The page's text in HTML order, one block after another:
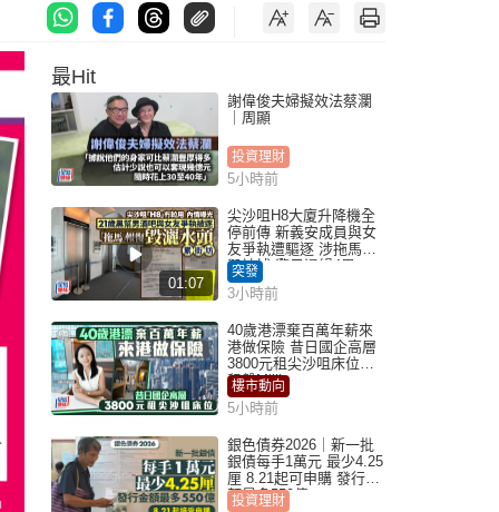
最Hit
謝偉俊夫婦擬效法蔡瀾
｜周顯
投資理財
5小時前
01:07
尖沙咀H8大廈升降機全
停前傳 新義安成員與女
友爭執遭驅逐 涉拖馬刑
毀被捕 警另通緝4男
突發
3小時前
40歲港漂棄百萬年薪來
港做保險 昔日國企高層
3800元租尖沙咀床位｜
租盤Million
樓市動向
5小時前
銀色債券2026｜新一批
銀債每手1萬元 最少4.25
厘 8.21起可申購 發行金
額最多550億
投資理財